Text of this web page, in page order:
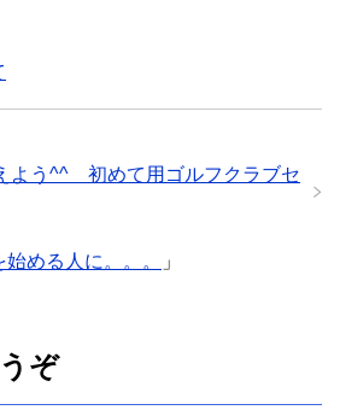
よう^^ 初めて用ゴルフクラブセ
める人に。。。 」
ぞ